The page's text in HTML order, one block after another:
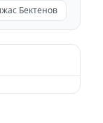
Бектенов